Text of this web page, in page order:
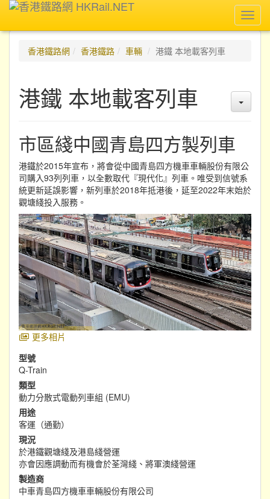
香港鐵路網
香港鐵路 車輛 港鐵 本地載客列車
港鐵 本地載客列車
市區綫中國青島四方製列車
港鐵於2015年宣布，將會從中國青島四方機車車輛股份有限公
司購入93列列車，以全數取代『現代化』列車。唯受到信號系
統更新延誤影響，新列車於2018年抵港後，延至2022年末始於
觀塘綫投入服務。
更多相片
型號
Q-Train
類型
動力分散式電動列車組 (EMU)
用途
客運（通勤）
現況
於港鐵觀塘綫及港島綫營運
亦會因應調動而有機會於荃灣綫、將軍澳綫營運
製造商
中車青島四方機車車輛股份有限公司